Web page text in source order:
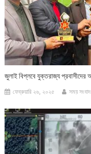
জুলাই বিপ্লবে যুক্তরাজ্য প্রবাসীদের
ফেব্রুয়ারি ২৬, ২০২৫ সময় সংবাদ